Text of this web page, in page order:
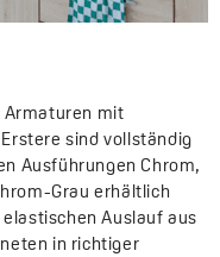
Armaturen mit
sind vollständig
Ausführungen Chrom,
Grau erhältlich
Auslauf aus
in richtiger